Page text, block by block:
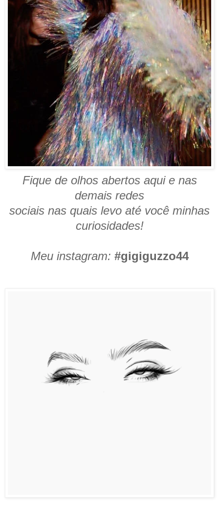
Fique de olhos abertos aqui e nas
demais redes
sociais nas quais levo até você minhas
curiosidades!
Meu instagram: #gigiguzzo44